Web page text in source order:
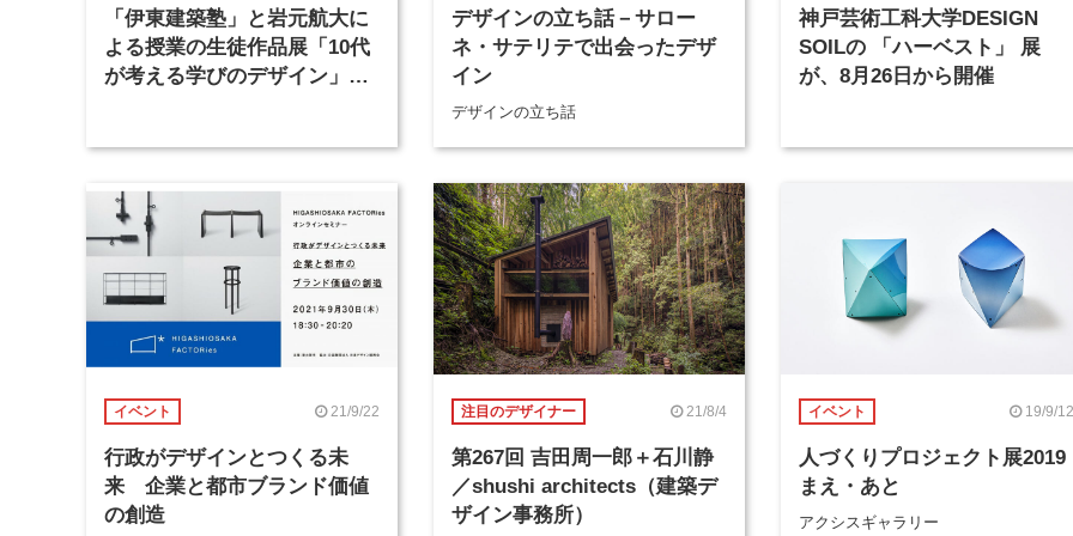
「伊東建築塾」と岩元航大に
よる授業の生徒作品展「10代
が考える学びのデザイン」が8
デザインの立ち話－サロー
ネ・サテリテで出会ったデザ
イン
デザインの立ち話
神戸芸術工科大学DESIGN
SOILの 「ハーベスト」 展
が、8月26日から開催
イベント 21/9/22
行政がデザインとつくる未
来 企業と都市ブランド価値
の創造
注目のデザイナー 21/8/4
第267回 吉田周一郎＋石川静
／shushi architects（建築デ
ザイン事務所）
イベント 19/9/12
人づくりプロジェクト展2019
まえ・あと
アクシスギャラリー